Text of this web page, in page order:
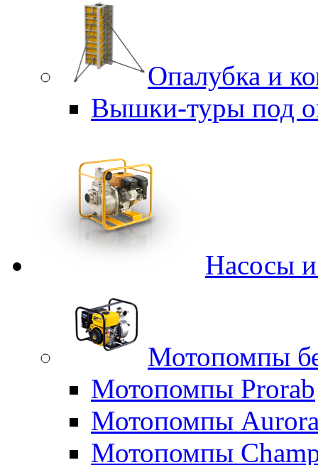
Опалубка и
Вышки-туры под
Насосы
Мотопомпы
Мотопомпы Prorab
Мотопомпы
Мотопомпы